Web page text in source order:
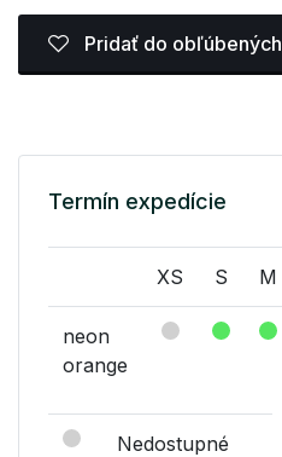
Pridať do obľúbených
Termín expedície
XS S M
neon
orange
Nedostupné